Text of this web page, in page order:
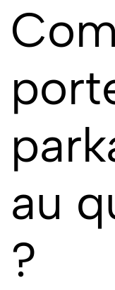
au
?